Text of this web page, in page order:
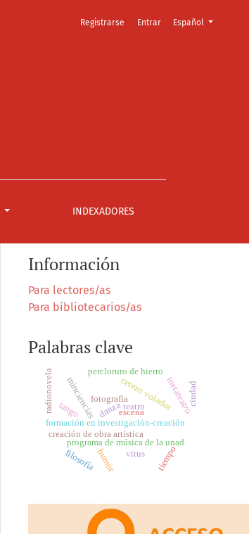
INDEXADORES
Registrarse Entrar Cambiar el idioma.
Español
Información
Para lectores/as
Para bibliotecarios/as
Palabras clave
fotografía
escena
teatro
danza
formación en investigación-creación
creación de obra artística
programa de música de la unad
minciencias
tango cerezo voladormetateatro
radionovela percloruro de hierro
humor tiempo
virus
ciudad
filosofía